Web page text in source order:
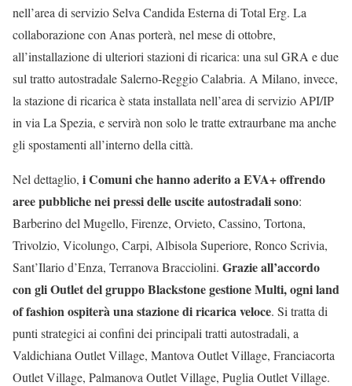
nell’area di servizio Selva Candida Esterna di Total Erg. La
collaborazione con Anas porterà, nel mese di ottobre,
all’installazione di ulteriori stazioni di ricarica: una sul GRA e due
sul tratto autostradale Salerno-Reggio Calabria. A Milano, invece,
la stazione di ricarica è stata installata nell’area di servizio API/IP
in via La Spezia, e servirà non solo le tratte extraurbane ma anche
gli spostamenti all’interno della città.
Nel dettaglio, i Comuni che hanno aderito a EVA+ offrendo
aree pubbliche nei pressi delle uscite autostradali sono:
Barberino del Mugello, Firenze, Orvieto, Cassino, Tortona,
Trivolzio, Vicolungo, Carpi, Albisola Superiore, Ronco Scrivia,
Sant’Ilario d’Enza, Terranova Bracciolini. Grazie all’accordo
con gli Outlet del gruppo Blackstone gestione Multi, ogni land
of fashion ospiterà una stazione di ricarica veloce. Si tratta di
punti strategici ai confini dei principali tratti autostradali, a
Valdichiana Outlet Village, Mantova Outlet Village, Franciacorta
Outlet Village, Palmanova Outlet Village, Puglia Outlet Village.